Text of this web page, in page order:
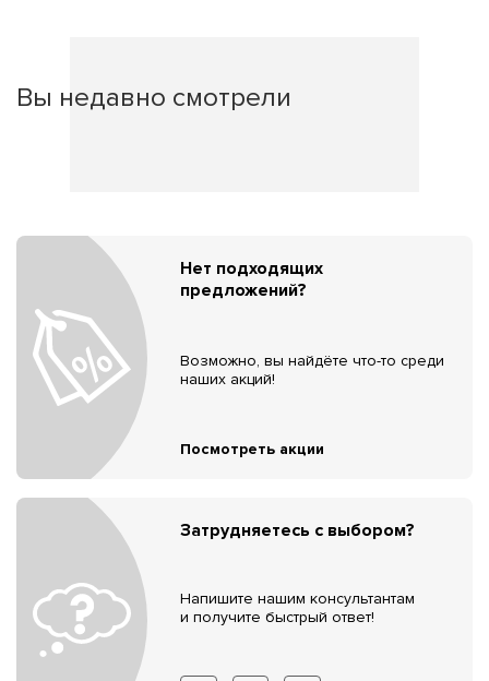
Вы недавно смотрели
Нет подходящих
предложений?
Возможно, вы найдёте что-то среди
наших акций!
Посмотреть акции
Затрудняетесь с выбором?
Напишите нашим консультантам
и получите быстрый ответ!